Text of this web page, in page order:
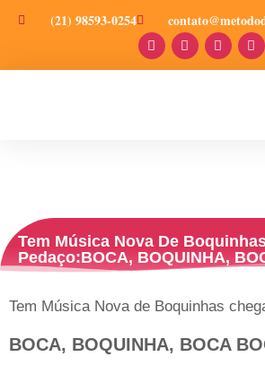
(21) 98593-0254
Tem Música Nova De
Pedaço:BOCA, BOQUINHA,
Tem Música Nova de Boquinhas
BOCA, BOQUINHA, BOCA